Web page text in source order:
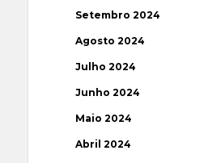
Setembro 2024
Agosto 2024
Julho 2024
Junho 2024
Maio 2024
Abril 2024